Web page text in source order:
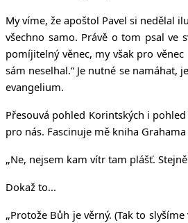
My víme, že apoštol Pavel si nedělal
všechno samo. Právě o tom psal ve
pomíjitelný věnec, my však pro
sám neselhal.“ Je nutné se
evangelium.
Přesouvá pohled Korintských i
pro nás. Fascinuje mě kniha
„Ne, nejsem kam vítr tam plášť.
Dokaž to...
„Protože Bůh je věrný. (Tak to